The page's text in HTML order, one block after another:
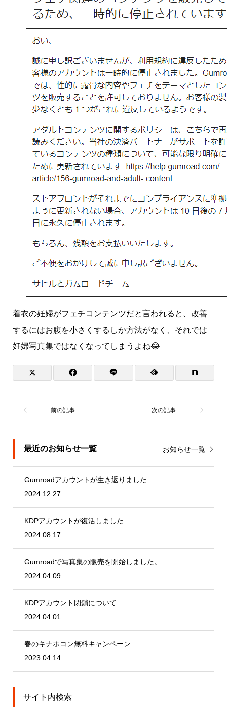
着衣の妊婦がフェチコンテンツだと言われると、改善
するにはお腹を小さくするしか方法がなく、それでは
妊婦写真集ではなくなってしまうよね😂
最近のお知らせ一覧 お知らせ一覧
Gumroadアカウントが生き返りました
2024.12.27
KDPアカウントが復活しました
2024.08.17
Gumroadで写真集の販売を開始しました。
2024.04.09
KDPアカウント閉鎖について
2024.04.01
春のキナポコン無料キャンペーン
2023.04.14
サイト内検索